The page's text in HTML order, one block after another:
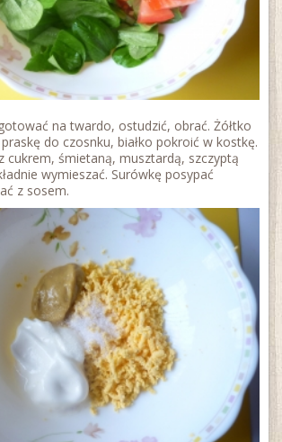
na twardo, ostudzić, obrać. Żółtko
do czosnku, białko pokroić w kostkę.
cukrem, śmietaną, musztardą, szczyptą
wymieszać. Surówkę posypać
z sosem.